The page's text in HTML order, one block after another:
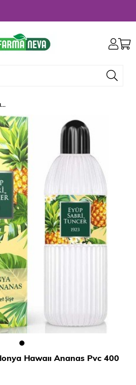
Eyüp Sabri Tuncer Kolonya Hawaıı Ananas Pvc 400 ml
Hawaıı Ananas Pvc 400